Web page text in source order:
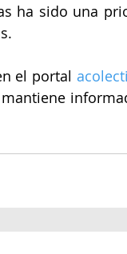
ha sido una
el portal